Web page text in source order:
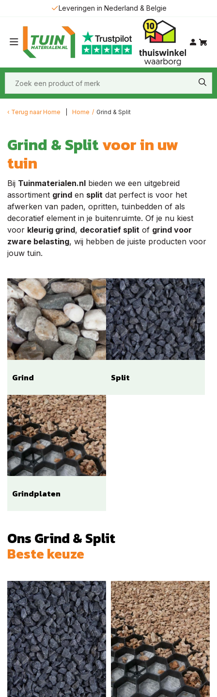
Leveringen in Nederland & Belgie
Terug naarHome Home / Grind & Split
Grind & Splitvoor in uw
tuin
Bij Tuinmaterialen.nl bieden we een uitgebreid
assortiment grind en split dat perfect is voor het
afwerken van paden, opritten, tuinbedden of als
decoratief element in je buitenruimte. Of je nu kiest
voor kleurig grind, decoratief split of grind voor
zware belasting, wij hebben de juiste producten voor
jouw tuin.
Grind Split
Grindplaten
Ons Grind & Split
Beste keuze